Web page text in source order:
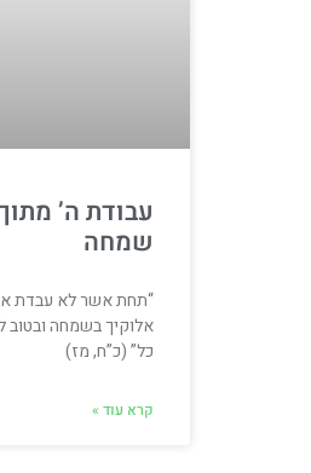
עבודת ה’
שמחה
“תחת אשר לא עבדת
אלוקיך בשמחה ובטוב
כל” (כ”ח, מז)
קרא עוד »